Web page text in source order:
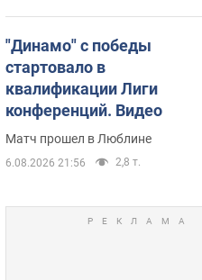
"Динамо" с победы
стартовало в
квалификации Лиги
конференций. Видео
Матч прошел в Люблине
6.08.2026 21:56 2,8 т.